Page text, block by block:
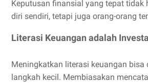
Keputusan finansial yang tepat tidak
diri sendiri, tetapi juga orang-orang
Literasi Keuangan adalah
Meningkatkan literasi keuangan bisa
langkah kecil. Membiasakan